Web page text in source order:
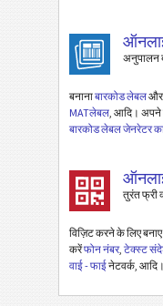
अनुपालन
बनानाबारकोड लेबलऔर
MATलेबल , आदि।
बारकोड लेबल जेनरेटर
तुरंत फ्री
विज़िट करने के लिए
करेंफोन नंबर, टेक्स्ट
वाई - फाईनेटवर्क,